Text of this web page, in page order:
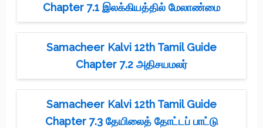
Chapter 7.1 இலக்கியத்தில் மேலாண்மை
Samacheer Kalvi 12th Tamil Guide
Chapter 7.2 அதிசயமலர்
Samacheer Kalvi 12th Tamil Guide
Chapter 7.3 தேயிலைத் தோட்டப் பாட்டு